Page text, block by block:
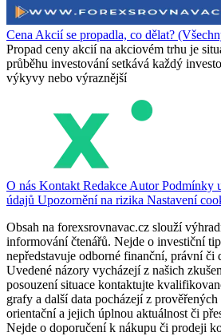
Cena Akcií se propadla, co dělat?
Propad ceny akcií na akciovém trhu je
průběhu investování setkává každý
výkyvy nebo výraznější
O nás Kontakt Redakce AutorPodmínky
údajů Upozornění na rizika Nastavení
Obsah na forexsrovnavac.cz slouží
informování čtenářů. Nejde o investiční
nepředstavuje odborné finanční, právní či
Uvedené názory vycházejí z našich
posouzení situace kontaktujte
grafy a další data pocházejí z
orientační a jejich úplnou aktuálnost či
Nejde o doporučení k nákupu či prodeji